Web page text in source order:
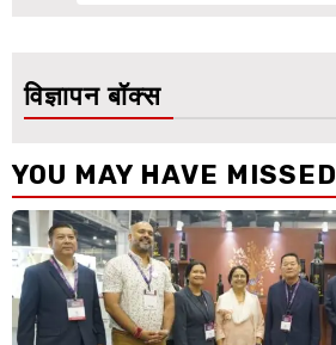
विज्ञापन बॉक्स
YOU MAY HAVE MISSED